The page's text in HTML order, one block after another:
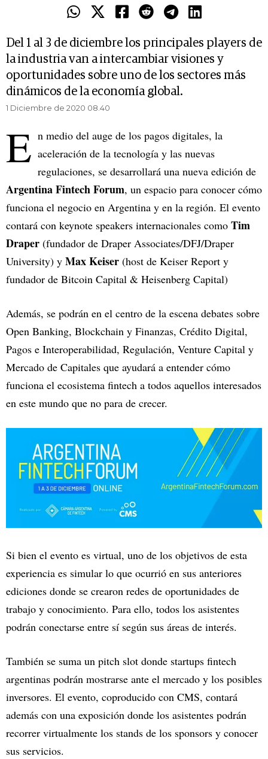
Del 1 al 3 de diciembre los principales players de
la industria van a intercambiar visiones y
oportunidades sobre uno de los sectores más
dinámicos de la economía global.
1 Diciembre de 2020 08.40
E n medio del auge de los pagos digitales, la
aceleración de la tecnología y las nuevas
regulaciones, se desarrollará una nueva edición de
Argentina Fintech Forum, un espacio para conocer cómo
funciona el negocio en Argentina y en la región. El evento
contará con keynote speakers internacionales como Tim
Draper (fundador de Draper Associates/DFJ/Draper
University) y Max Keiser (host de Keiser Report y
fundador de Bitcoin Capital & Heisenberg Capital)
Además, se podrán en el centro de la escena debates sobre
Open Banking, Blockchain y Finanzas, Crédito Digital,
Pagos e Interoperabilidad, Regulación, Venture Capital y
Mercado de Capitales que ayudará a entender cómo
funciona el ecosistema fintech a todos aquellos interesados
en este mundo que no para de crecer.
Si bien el evento es virtual, uno de los objetivos de esta
experiencia es simular lo que ocurrió en sus anteriores
ediciones donde se crearon redes de oportunidades de
trabajo y conocimiento. Para ello, todos los asistentes
podrán conectarse entre sí según sus áreas de interés.
También se suma un pitch slot donde startups fintech
argentinas podrán mostrarse ante el mercado y los posibles
inversores. El evento, coproducido con CMS, contará
además con una exposición donde los asistentes podrán
recorrer virtualmente los stands de los sponsors y conocer
sus servicios.